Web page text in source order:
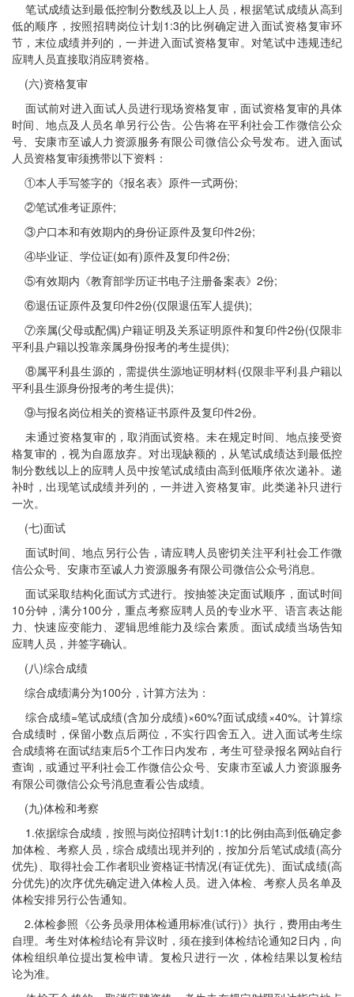
笔试成绩达到最低控制分数线及以上人员，根据笔试成绩从高到
低的顺序，按照招聘岗位计划1:3的比例确定进入面试资格复审环
节，末位成绩并列的，一并进入面试资格复审。对笔试中违规违纪
应聘人员直接取消应聘资格。
(六)资格复审
面试前对进入面试人员进行现场资格复审，面试资格复审的具体
时间、地点及人员名单另行公告。公告将在平利社会工作微信公众
号、安康市至诚人力资源服务有限公司微信公众号发布。进入面试
人员资格复审须携带以下资料：
①本人手写签字的《报名表》原件一式两份;
②笔试准考证原件;
③户口本和有效期内的身份证原件及复印件2份;
④毕业证、学位证(如有)原件及复印件2份;
⑤有效期内《教育部学历证书电子注册备案表》2份;
⑥退伍证原件及复印件2份(仅限退伍军人提供);
⑦亲属(父母或配偶)户籍证明及关系证明原件和复印件2份(仅限非
平利县户籍以投靠亲属身份报考的考生提供);
⑧属平利县生源的，需提供生源地证明材料(仅限非平利县户籍以
平利县生源身份报考的考生提供);
⑨与报名岗位相关的资格证书原件及复印件2份。
未通过资格复审的，取消面试资格。未在规定时间、地点接受资
格复审的，视为自愿放弃。对出现缺额的，从笔试成绩达到最低控
制分数线以上的应聘人员中按笔试成绩由高到低顺序依次递补。递
补时，出现笔试成绩并列的，一并进入资格复审。此类递补只进行
一次。
(七)面试
面试时间、地点另行公告，请应聘人员密切关注平利社会工作微
信公众号、安康市至诚人力资源服务有限公司微信公众号消息。
面试采取结构化面试方式进行。按抽签决定面试顺序，面试时间
10分钟，满分100分，重点考察应聘人员的专业水平、语言表达能
力、快速应变能力、逻辑思维能力及综合素质。面试成绩当场告知
应聘人员，并签字确认。
(八)综合成绩
综合成绩满分为100分，计算方法为：
综合成绩=笔试成绩(含加分成绩)×60%?面试成绩×40%。计算综
合成绩时，保留小数点后两位，不实行四舍五入。进入面试考生综
合成绩将在面试结束后5个工作日内发布，考生可登录报名网站自行
查询，或通过平利社会工作微信公众号、安康市至诚人力资源服务
有限公司微信公众号消息查看公告成绩。
(九)体检和考察
1.依据综合成绩，按照与岗位招聘计划1:1的比例由高到低确定参
加体检、考察人员，综合成绩出现并列的，按加分后笔试成绩(高分
优先)、取得社会工作者职业资格证书情况(有证优先)、面试成绩(高
分优先)的次序优先确定进入体检人员。进入体检、考察人员名单及
体检安排另行公告通知。
2.体检参照《公务员录用体检通用标准(试行)》执行，费用由考生
自理。考生对体检结论有异议时，须在接到体检结论通知2日内，向
体检组织单位提出复检申请。复检只进行一次，体检结果以复检结
论为准。